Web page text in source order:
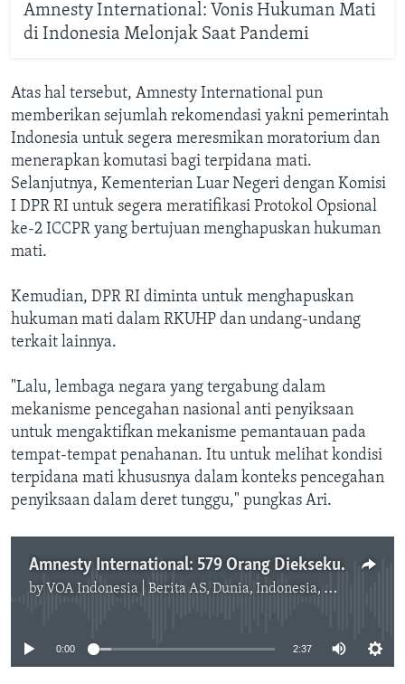
Amnesty International: Vonis Hukuman Mati
di Indonesia Melonjak Saat Pandemi
Atas hal tersebut, Amnesty International pun
memberikan sejumlah rekomendasi yakni pemerintah
Indonesia untuk segera meresmikan moratorium dan
menerapkan komutasi bagi terpidana mati.
Selanjutnya, Kementerian Luar Negeri dengan Komisi
I DPR RI untuk segera meratifikasi Protokol Opsional
ke-2 ICCPR yang bertujuan menghapuskan hukuman
mati.
Kemudian, DPR RI diminta untuk menghapuskan
hukuman mati dalam RKUHP dan undang-undang
terkait lainnya.
"Lalu, lembaga negara yang tergabung dalam
mekanisme pencegahan nasional anti penyiksaan
untuk mengaktifkan mekanisme pemantauan pada
tempat-tempat penahanan. Itu untuk melihat kondisi
terpidana mati khususnya dalam konteks pencegahan
penyiksaan dalam deret tunggu," pungkas Ari.
Amnesty International: 579 Orang Dieksekusi Mati Tahun 2021
by VOA Indonesia | Berita AS, Dunia, Indonesia, Diaspora Indonesia di AS
No media source currently available
0:00 2:37